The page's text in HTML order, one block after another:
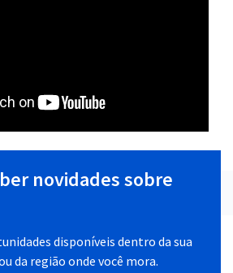
novidades sobre
disponíveis dentro da sua
da região onde você mora.